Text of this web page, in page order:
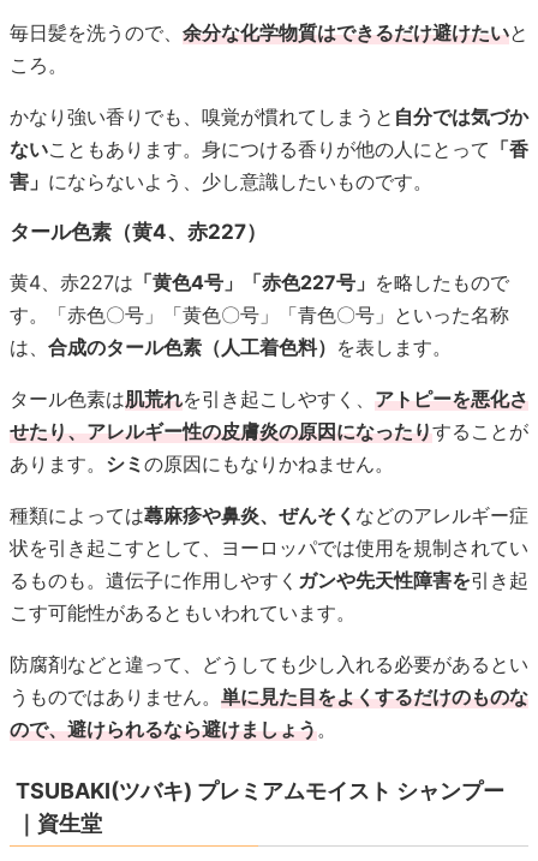
毎日髪を洗うので、 余分な化学物質はできるだけ避けたいと
ころ。
かなり強い香りでも、嗅覚が慣れてしまうと 自分では気づか
ないこともあります。身につける香りが他の人にとって 「香
害」 にならないよう、少し意識したいものです。
タール色素（黄4、赤227）
黄4、赤227は 「黄色4号」「赤色227号」 を略したもので
す。「赤色〇号」「黄色〇号」「青色〇号」といった名称
は、 合成のタール色素（人工着色料） を表します。
タール色素は肌荒れを引き起こしやすく、 アトピーを悪化さ
せたり、アレルギー性の皮膚炎の原因になったりすることが
あります。 シミ の原因にもなりかねません。
種類によっては蕁麻疹や鼻炎、ぜんそく などのアレルギー症
状を引き起こすとして、ヨーロッパでは使用を規制されてい
るものも。遺伝子に作用しやすく ガンや先天性障害を引き起
こす可能性があるともいわれています。
防腐剤などと違って、どうしても少し入れる必要があるとい
うものではありません。 単に見た目をよくするだけのものな
ので、避けられるなら避けましょう。
TSUBAKI(ツバキ) プレミアムモイスト シャンプー
｜資生堂